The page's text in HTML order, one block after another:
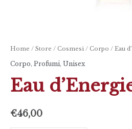
Home / Store / Cosmesi / Corpo / Eau
Corpo, Profumi, Unisex
Eau
€46,00